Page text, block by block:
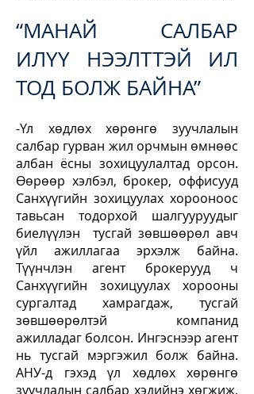
“МАНАЙ САЛБАР
ИЛҮҮ НЭЭЛТТЭЙ ИЛ
ТОД БОЛЖ БАЙНА”
-Үл хөдлөх хөрөнгө зуучлалын
салбар гурван жил орчмын өмнөөс
албан ёсны зохицуулалтад орсон.
Өөрөөр хэлбэл, брокер, оффисууд
Санхүүгийн зохицуулах хорооноос
тавьсан тодорхой шалгууруудыг
биелүүлэн тусгай зөвшөөрөл авч
үйл ажиллагаа эрхэлж байна.
Түүнчлэн агент брокерууд ч
Санхүүгийн зохицуулах хорооны
сургалтад хамрагдаж, тусгай
зөвшөөрөлтэй компанид
ажилладаг болсон. Ингэснээр агент
нь тусгай мэргэжил болж байна.
АНУ-д гэхэд үл хөдлөх хөрөнгө
зуучлалын салбар хэдийнэ хөгжиж,